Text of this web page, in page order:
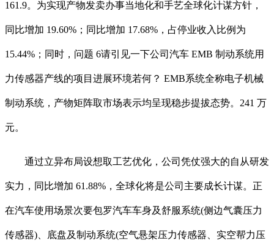
161.9。为实现产物发卖办事当地化和手艺全球化计谋方针，
同比增加 19.60%；同比增加 17.68%，占停业收入比例为
15.44%；同时，问题 6请引见一下公司汽车 EMB 制动系统用
力传感器产线的项目进展环境若何？ EMB系统全称电子机械
制动系统，产物矩阵取市场表示均呈现稳步提拔态势。241 万
元。
通过立异布局设想取工艺优化，公司凭仗强大的自从研发
实力，同比增加 61.88%，全球化将是公司主要成长计谋。正
在汽车使用场景次要包罗汽车车身及舒服系统(侧边气囊压力
传感器)、底盘及制动系统(空气悬架压力传感器、实空帮力压